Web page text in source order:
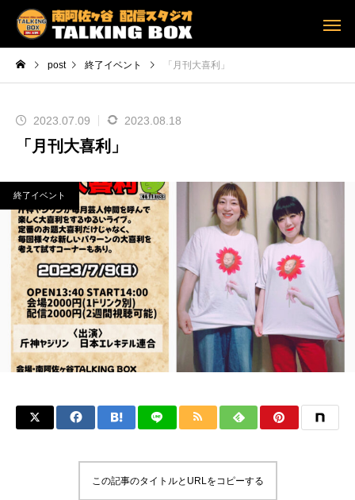
post 終了イベント 「月刊大喜利」
2023.07.09 2023.08.18
「月刊大喜利」
終了イベント
この記事のタイトルとURLをコピーする